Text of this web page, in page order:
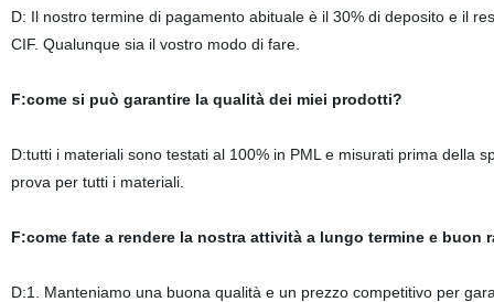
D: Il nostro termine di pagamento abituale è il 30% di deposito e il
CIF. Qualunque sia il vostro modo di fare.
F:come si può garantire la qualità dei miei prodotti?
D:tutti i materiali sono testati al 100% in PML e misurati prima della
prova per tutti i materiali.
F:come fate a rendere la nostra attività a lungo termine e buon
D:1. Manteniamo una buona qualità e un prezzo competitivo per